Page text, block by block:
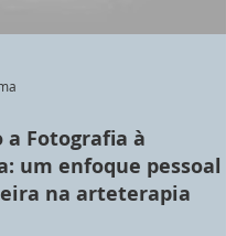
Fotografia à
um enfoque pessoal –
na arteterapia